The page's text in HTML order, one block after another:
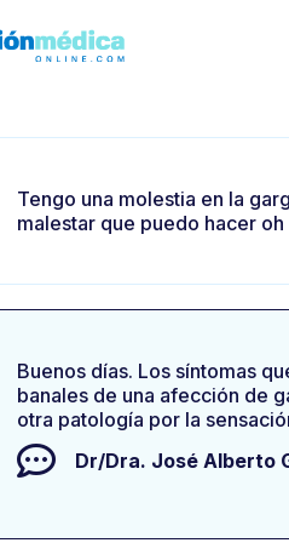
Tengo una molestia en la
malestar que puedo hacer
Buenos días. Los síntomas
banales de una afección de
otra patología por la
Dr/Dra. José Alberto